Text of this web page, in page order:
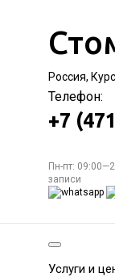
Россия,
Телефон:
+7
Пн-пт:
записи
Услуги и